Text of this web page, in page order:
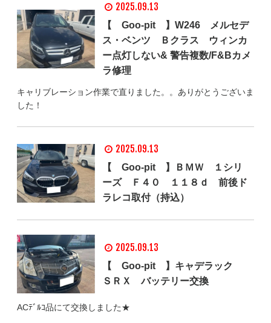
2025.09.13
【 Goo-pit 】W246 メルセデ
ス・ベンツ Ｂクラス ウィンカ
ー点灯しない& 警告複数/F&Bカメ
ラ修理
キャリブレーション作業で直りました。。ありがとうございま
した！
2025.09.13
【 Goo-pit 】ＢＭＷ １シリ
ーズ Ｆ４０ １１８ｄ 前後ド
ラレコ取付（持込）
2025.09.13
【 Goo-pit 】キャデラック
ＳＲＸ バッテリー交換
ACﾃﾞﾙｺ品にて交換しました★